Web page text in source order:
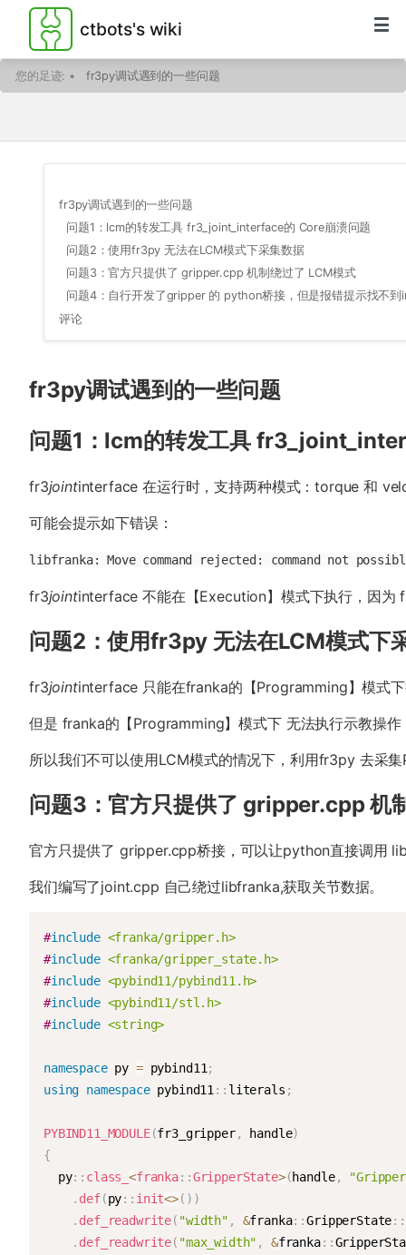
ctbots's wiki
您的足迹: • fr3py调试遇到的一些问题
fr3py调试遇到的一些问题
问题1：lcm的转发工具 fr3_joint_interface的 Core崩溃问题
问题2：使用fr3py 无法在LCM模式下采集数据
问题3：官方只提供了 gripper.cpp 机制绕过了 LCM模式
问题4：自行开发了gripper 的 python桥接，但是报错提示找不
评论
fr3py调试遇到的一些问题
问题1：lcm的转发工具
fr3jointinterface 在运行时，支持两种模式：torque 和
可能会提示如下错误：
libfranka: Move command rejected: command not
fr3jointinterface 不能在【Execution】模式下执行，因为
问题2：使用fr3py 无法在LCM模式下
fr3jointinterface 只能在franka的【Programming】模式
但是 franka的【Programming】模式下 无法执行示教操
所以我们不可以使用LCM模式的情况下，利用fr3py 去采
问题3：官方只提供了 gripper.cpp 机
官方只提供了 gripper.cpp桥接，可以让python直接调用
我们编写了joint.cpp 自己绕过libfranka,获取关节数据。
#include <franka/gripper.h>
#include <franka/gripper_state.h>
#include <pybind11/pybind11.h>
#include <pybind11/stl.h>
#include <string>
namespace py = pybind11 ;
using namespace pybind11 :: literals ;
PYBIND11_MODULE(fr3_gripper, handle)
{
  py
:: class_<franka::GripperState>(handle,
. def(py:: init<>( ) )
. def_readwrite( "width" , &franka::GripperState::
. def_readwrite( "max_width" , &franka::